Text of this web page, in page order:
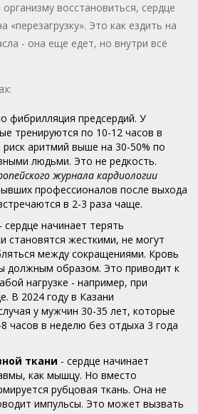
восстановиться, сердце
«перезагрузку». Это как ездить на
- она еще едет, но внутри всё
фибрилляция предсердий. У
тренируются по 10-12 часов в
аритмий выше на 30-50% по
людьми. Это не редкость.
журнала кардиологии
профессионалов после выхода
в 2-3 раза чаще.
- сердце начинает терять
становятся жесткими, не могут
между сокращениями. Кровь
должным образом. Это приводит к
нагрузке - например, при
В 2024 году в Казани
у мужчин 30-35 лет, которые
часов в неделю без отдыха 3 года
ткани - сердце начинает
как мышцу. Но вместо
рубцовая ткань. Она не
импульсы. Это может вызвать